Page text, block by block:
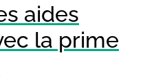
aides
la prime